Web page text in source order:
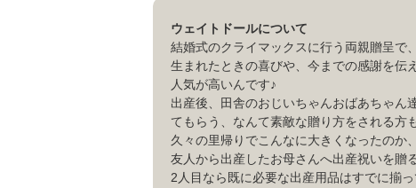
ウェイトドールについて
結婚式のクライマックスに行う両親贈呈で
生まれたときの喜びや、今までの感謝を伝
人気が高いんです♪
出産後、田舎のおじいちゃんおばあちゃん
てもらう、なんて素敵な贈り方をされる方も
久々の里帰りでこんなに大きくなったのか
友人から出産したお母さんへ出産祝いを贈
2人目なら既に必要な出産用品はすでに揃